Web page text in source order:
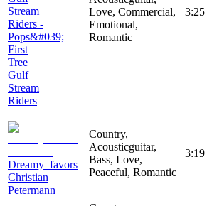
Stream
Riders -
Pops&#039;
First
Tree
Gulf
Stream
Riders
Love, Commercial,
Emotional,
Romantic
3:25
Dreamy_favors
Christian
Petermann
Country,
Acousticguitar,
Bass, Love,
Peaceful, Romantic
3:19